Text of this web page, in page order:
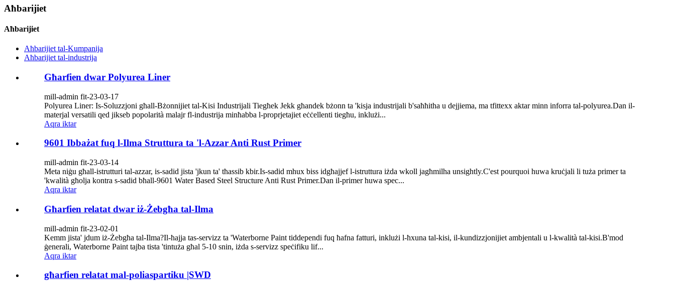
Aħbarijiet
Aħbarijiet
Aħbarijiet tal-Kumpanija
Aħbarijiet tal-industrija
Għarfien dwar Polyurea Liner
mill-admin fit-23-03-17
Polyurea Liner: Is-Soluzzjoni għall-Bżonnijiet tal-Kisi Industrijali Tiegħek Jekk għandek bżonn ta 'kisja industrijali b'saħħitha u dejjiema, ma tfittexx aktar minn inforra tal-polyurea.Dan il-
materjal versatili qed jikseb popolarità malajr fl-industrija minħabba l-proprjetajiet eċċellenti tiegħu, inklużi...
Aqra iktar
9601 Ibbażat fuq l-Ilma Struttura ta 'l-Azzar Anti Rust Primer
mill-admin fit-23-03-14
Meta niġu għall-istrutturi tal-azzar, is-sadid jista 'jkun ta' tħassib kbir.Is-sadid mhux biss idgħajjef l-istruttura iżda wkoll jagħmilha unsightly.C'est pourquoi huwa kruċjali li tuża primer ta
'kwalità għolja kontra s-sadid bħall-9601 Water Based Steel Structure Anti Rust Primer.Dan il-primer huwa spec...
Aqra iktar
Għarfien relatat dwar iż-Żebgħa tal-Ilma
mill-admin fit-23-02-01
Kemm jista' jdum iż-Żebgħa tal-Ilma?Il-ħajja tas-servizz ta 'Waterborne Paint tiddependi fuq ħafna fatturi, inklużi l-ħxuna tal-kisi, il-kundizzjonijiet ambjentali u l-kwalità tal-kisi.B'mod
ġenerali, Waterborne Paint tajba tista 'tintuża għal 5-10 snin, iżda s-servizz speċifiku lif...
Aqra iktar
għarfien relatat mal-poliaspartiku |SWD